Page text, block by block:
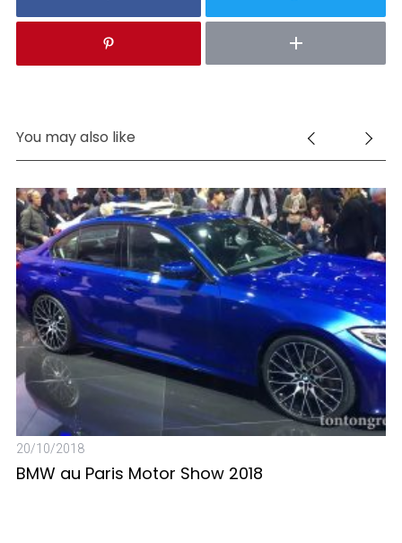
You may also like
20/10/2018
BMW au Paris Motor Show 2018